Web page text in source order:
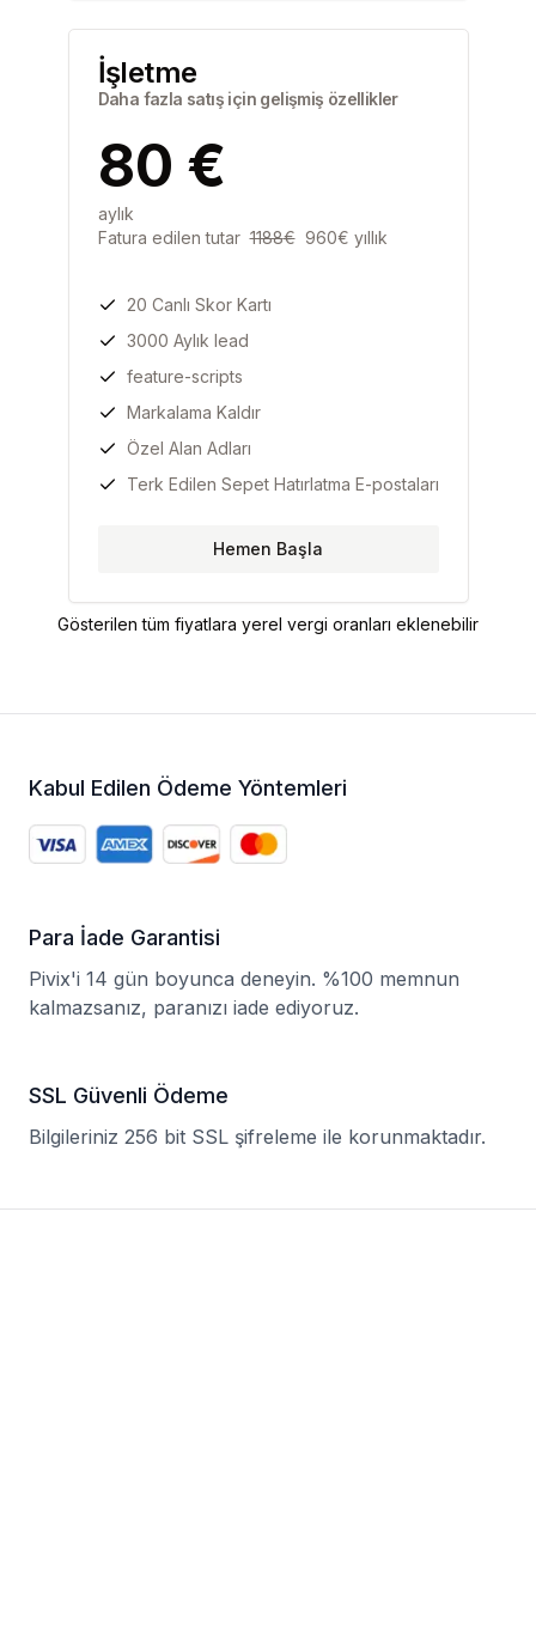
İşletme
Daha fazla satış için gelişmiş özellikler
80 €
aylık
Fatura edilen tutar 1188€ 960€ yıllık
20 Canlı Skor Kartı
3000 Aylık lead
feature-scripts
Markalama Kaldır
Özel Alan Adları
Terk Edilen Sepet Hatırlatma E-postaları
Hemen Başla
Gösterilen tüm fiyatlara yerel vergi oranları eklenebilir
Kabul Edilen Ödeme Yöntemleri
Para İade Garantisi
Pivix'i 14 gün boyunca deneyin. %100 memnun
kalmazsanız, paranızı iade ediyoruz.
SSL Güvenli Ödeme
Bilgileriniz 256 bit SSL şifreleme ile korunmaktadır.